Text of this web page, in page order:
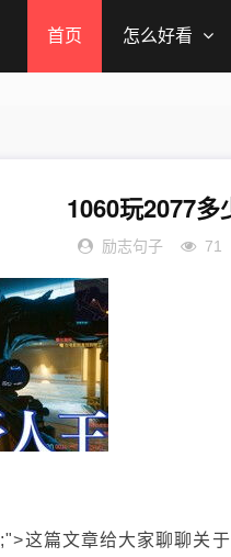
首页 怎么好看
1060玩2077多
励志句子 71
这篇文章给大家聊聊关